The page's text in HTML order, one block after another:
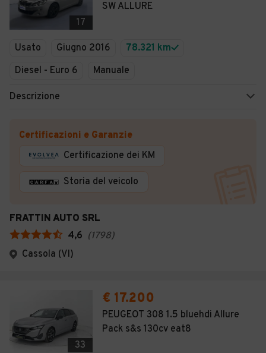
17
SW ALLURE
Usato Giugno 2016
78.321 km
Diesel - Euro 6
Manuale
Descrizione
Certificazioni e Garanzie
Certificazione dei KM
Storia del veicolo
FRATTIN AUTO SRL
4,6 (1798)
Cassola (VI)
33
€ 17.200
PEUGEOT 308 1.5 bluehdi Allure
Pack s&s 130cv eat8